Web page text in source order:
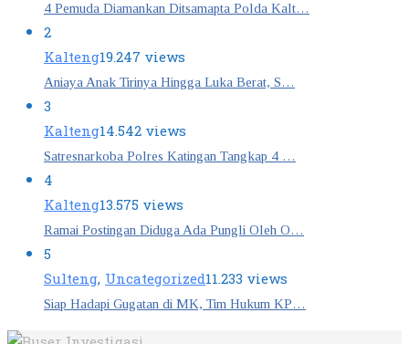
4 Pemuda Diamankan Ditsamapta Polda Kalt…
2
Kalteng19.247 views
Aniaya Anak Tirinya Hingga Luka Berat, S…
3
Kalteng14.542 views
Satresnarkoba Polres Katingan Tangkap 4 …
4
Kalteng13.575 views
Ramai Postingan Diduga Ada Pungli Oleh O…
5
Sulteng,Uncategorized11.233 views
Siap Hadapi Gugatan di MK, Tim Hukum KP…